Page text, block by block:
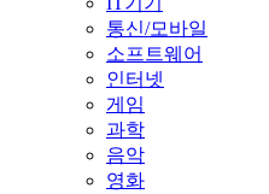
통신/모바일
소프트웨어
인터넷
게임
과학
음악
영화